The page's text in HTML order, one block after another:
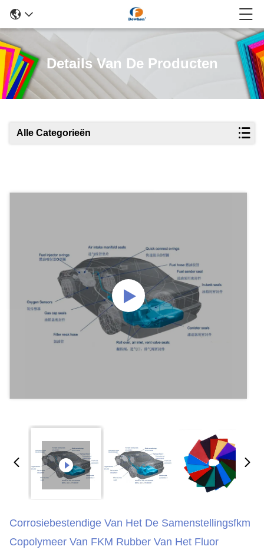
Details Van De Producten
Alle Categorieën
Corrosiebestendige Van Het De Samenstellingsfkm
Copolymeer Van FKM Rubber Van Het Fluor